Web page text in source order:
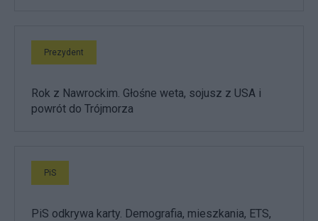
Prezydent
Rok z Nawrockim. Głośne weta, sojusz z USA i
powrót do Trójmorza
PiS
PiS odkrywa karty. Demografia, mieszkania, ETS,